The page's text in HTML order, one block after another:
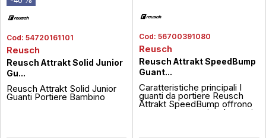
Cod: 54720161101
Reusch
Reusch Attrakt Solid Junior
Gu...
Reusch Attrakt Solid Junior
Guanti Portiere Bambino
Cod: 56700391080
Reusch
Reusch Attrakt SpeedBump
Guant...
Caratteristiche principali I
guanti da portiere Reusch
Attrakt SpeedBump offrono
una presa eccezionale grazie